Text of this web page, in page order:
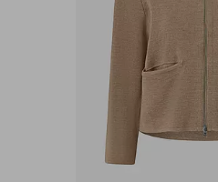
Våre mest
Les mer